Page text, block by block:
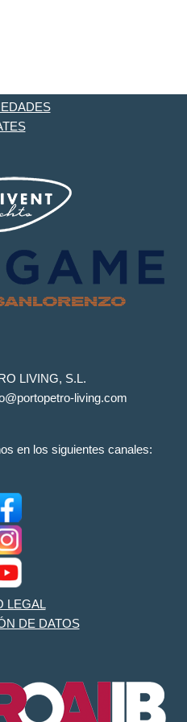
LIVING, S.L.
living.com
en los siguientes canales:
LEGAL
DE DATOS